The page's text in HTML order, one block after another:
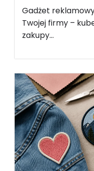
Gadżet
Twojej firmy –
zakupy...